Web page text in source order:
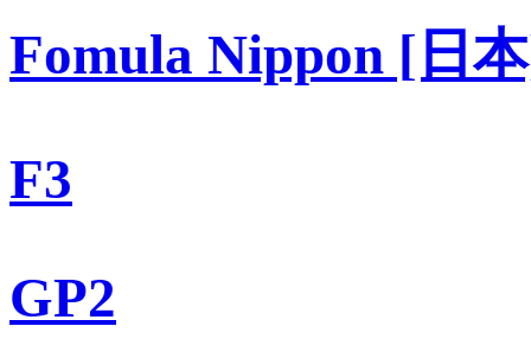
Fomula Nippon [日
F3
GP2